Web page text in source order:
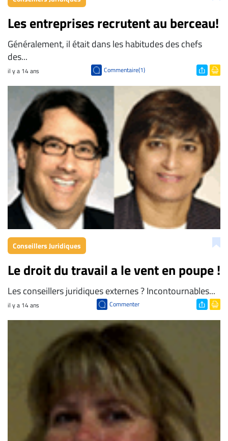
propos
Infolettre
S’abonner
FAQ
Politique de
confidentialité
Les entreprises recrutent au berceau!
Généralement, il était dans les habitudes des chefs
des...
il y a 14 ans Commentaire(1)
Conseillers Juridiques
Le droit du travail a le vent en poupe !
Les conseillers juridiques externes ? Incontournables...
il y a 14 ans Commenter